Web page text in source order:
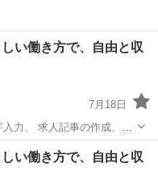
い働き方で、自由と収
7月18日
ます。 ・未経験の
じて報 酬アップが見込めま
ショップ ペース
い働き方で、自由と収